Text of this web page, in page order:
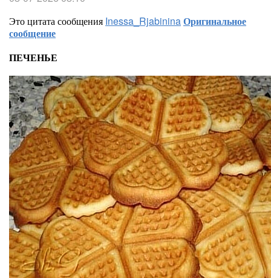
Это цитата сообщения Inessa_RjabininaОригинальное
сообщение
ПЕЧЕНЬЕ